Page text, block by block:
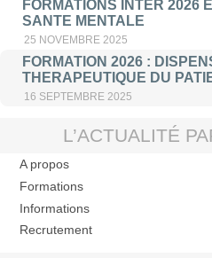
FORMATIONS INTER 2026
SANTE MENTALE
25 NOVEMBRE 2025
FORMATION 2026 :
THERAPEUTIQUE DU
16 SEPTEMBRE 2025
L’ACTUALITÉ
A propos
Formations
Informations
Recrutement